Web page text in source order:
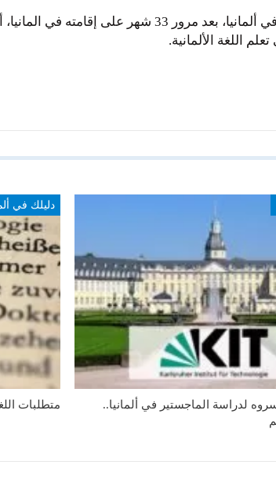
يستطيع حامل البطاقة الزرقاء تقديم طلب للحصول على الإقامة
لدراسة الماجستير في ألمانيا..
دليلك في
متطلبات